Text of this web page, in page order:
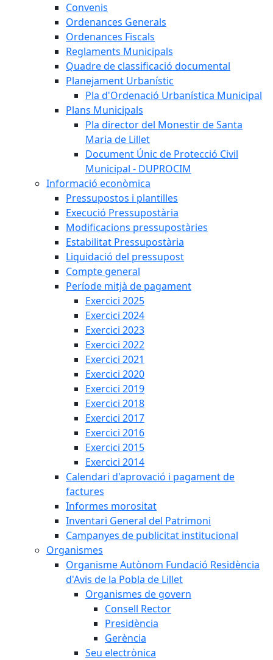
Convenis
Ordenances Generals
Ordenances Fiscals
Reglaments Municipals
Quadre de classificació documental
Planejament Urbanístic
Pla d'Ordenació Urbanística Municipal
Plans Municipals
Pla director del Monestir de Santa
Maria de Lillet
Document Únic de Protecció Civil
Municipal - DUPROCIM
Informació econòmica
Pressupostos i plantilles
Execució Pressupostària
Modificacions pressupostàries
Estabilitat Pressupostària
Liquidació del pressupost
Compte general
Període mitjà de pagament
Exercici 2025
Exercici 2024
Exercici 2023
Exercici 2022
Exercici 2021
Exercici 2020
Exercici 2019
Exercici 2018
Exercici 2017
Exercici 2016
Exercici 2015
Exercici 2014
Calendari d'aprovació i pagament de
factures
Informes morositat
Inventari General del Patrimoni
Campanyes de publicitat institucional
Organismes
Organisme Autònom Fundació Residència
d'Avis de la Pobla de Lillet
Organismes de govern
Consell Rector
Presidència
Gerència
Seu electrònica